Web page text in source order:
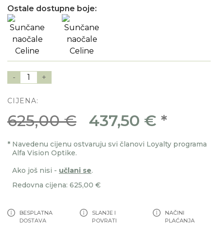
Ostale dostupne boje:
- 1 +
CIJENA:
625,00 € 437,50 € *
* Navedenu cijenu ostvaruju svi članovi Loyalty programa
Alfa Vision Optike.
Ako još nisi - učlani se.
Redovna cijena: 625,00 €
BESPLATNA
DOSTAVA
SLANJE I
POVRATI
NAČINI
PLAĆANJA